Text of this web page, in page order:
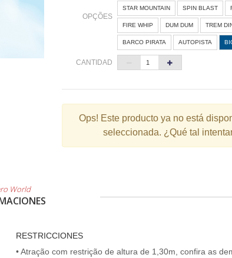
« Agosto 2026
D S Q Q S
24 27 28
30 31
OPÇÕES
STAR MOUNTAIN SPIN BLAST
FIRE WHIP DUM DUM TREM
BARCO PIRATA AUTOPISTA
CANTIDAD
Ops! Este producto ya no está
seleccionada. ¿Qué tal
World
RESTRICCIONES
• Atração com restrição de altura de 1,30m, confira as